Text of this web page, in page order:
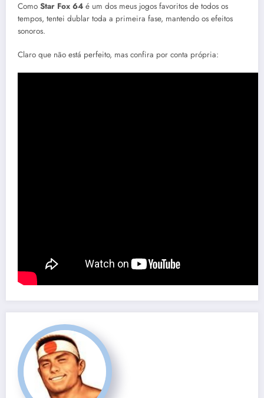
Como Star Fox 64 é um dos meus jogos favoritos de todos os
tempos, tentei dublar toda a primeira fase, mantendo os efeitos
sonoros.
Claro que não está perfeito, mas confira por conta própria: